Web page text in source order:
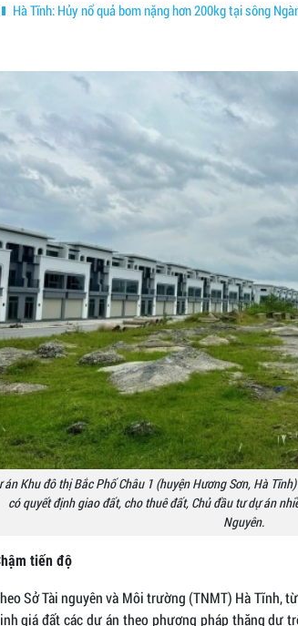
Hà Tĩnh: Hủy nổ quả bom nặng hơn 200kg tại sông
án Khu đô thị Bắc Phố Châu 1 (huyện Hương Sơn, Hà
có quyết định giao đất, cho thuê đất, Chủ đầu tư dự án
Nguyên.
tiến độ
Sở Tài nguyên và Môi trường (TNMT) Hà Tĩnh,
giá đất các dự án theo phương pháp thặng dư